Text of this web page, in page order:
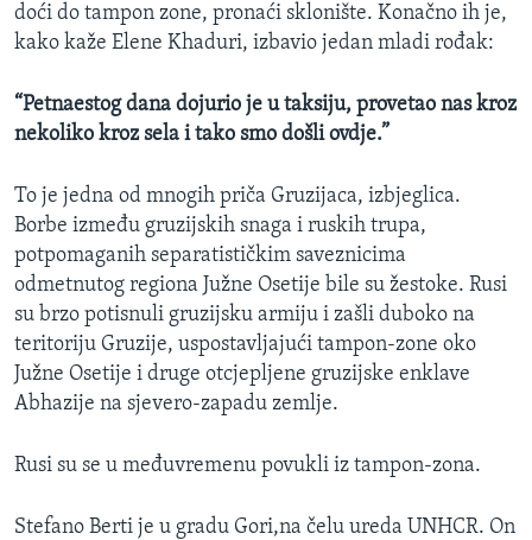
doći do tampon zone, pronaći sklonište. Konačno ih je,
kako kaže Elene Khaduri, izbavio jedan mladi rođak:
“Petnaestog dana dojurio je u taksiju, provetao nas kroz
nekoliko kroz sela i tako smo došli ovdje.”
To je jedna od mnogih priča Gruzijaca, izbjeglica.
Borbe između gruzijskih snaga i ruskih trupa,
potpomaganih separatističkim saveznicima
odmetnutog regiona Južne Osetije bile su žestoke. Rusi
su brzo potisnuli gruzijsku armiju i zašli duboko na
teritoriju Gruzije, uspostavljajući tampon-zone oko
Južne Osetije i druge otcjepljene gruzijske enklave
Abhazije na sjevero-zapadu zemlje.
Rusi su se u međuvremenu povukli iz tampon-zona.
Stefano Berti je u gradu Gori,na čelu ureda UNHCR. On